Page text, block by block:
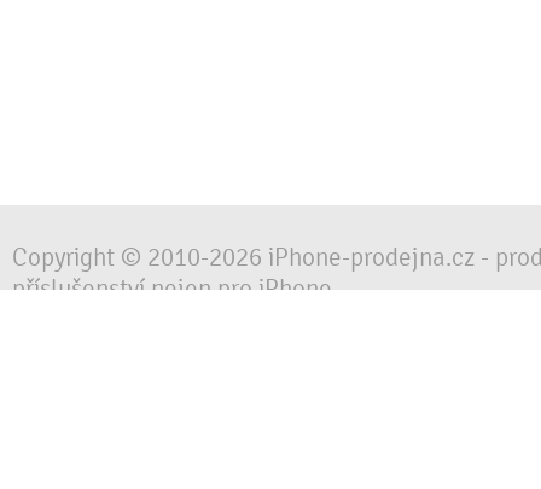
Copyright © 2010-2026 iPhone-prodejna.cz -
příslušenství nejen pro iPhone